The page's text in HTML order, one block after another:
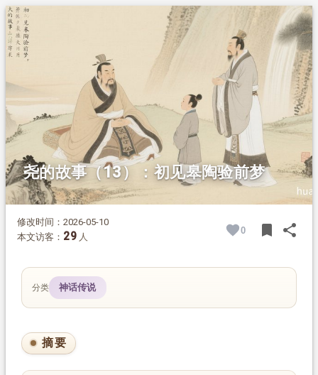
1. 摘要
2. 正文
尧的故事（13）：初见皋陶验前梦
修改时间：2026-05-10
本文访客： 29 人
0 bookmark share
分类 神话传说
摘要